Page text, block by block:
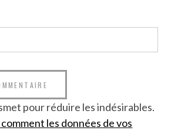
pour réduire les indésirables.
les données de vos